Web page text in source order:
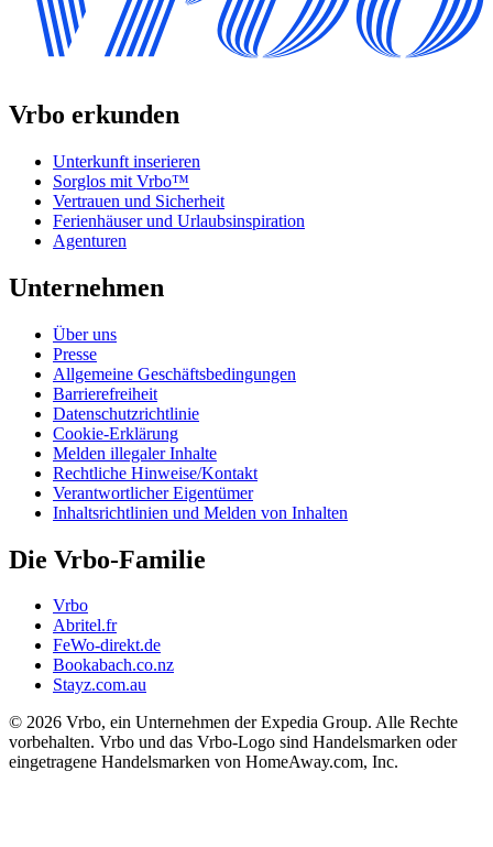
Vrbo erkunden
Unterkunft inserieren
Sorglos mit Vrbo™
Vertrauen und Sicherheit
Ferienhäuser und Urlaubsinspiration
Agenturen
Unternehmen
Über uns
Presse
Allgemeine Geschäftsbedingungen
Barrierefreiheit
Datenschutzrichtlinie
Cookie-Erklärung
Melden illegaler Inhalte
Rechtliche Hinweise/Kontakt
Verantwortlicher Eigentümer
Inhaltsrichtlinien und Melden von Inhalten
Die Vrbo-Familie
Vrbo
Abritel.fr
FeWo-direkt.de
Bookabach.co.nz
Stayz.com.au
© 2026 Vrbo, ein Unternehmen der Expedia Group. Alle Rechte
vorbehalten. Vrbo und das Vrbo-Logo sind Handelsmarken oder
eingetragene Handelsmarken von HomeAway.com, Inc.